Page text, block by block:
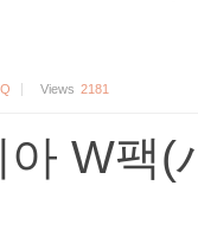
Views 2181
W팩